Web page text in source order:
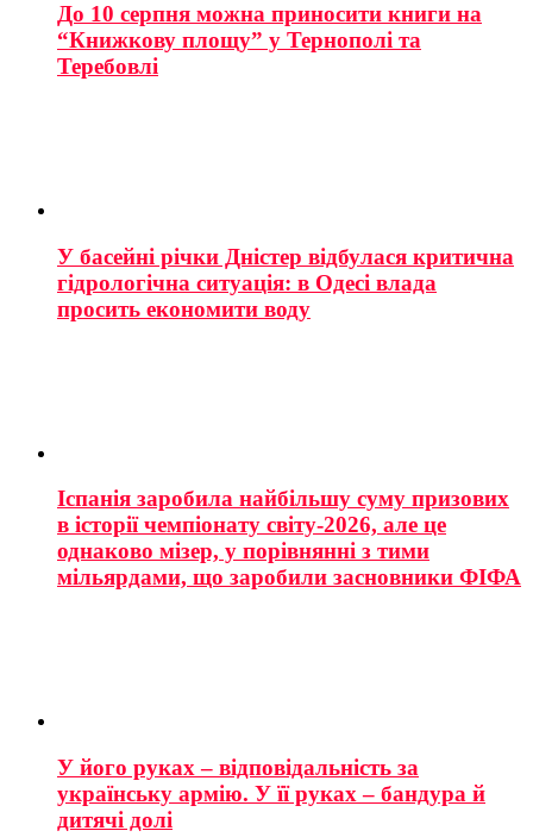
До 10 серпня можна приносити книги на
“Книжкову площу” у Тернополі та
Теребовлі
У басейні річки Дністер відбулася критична
гідрологічна ситуація: в Одесі влада
просить економити воду
Іспанія заробила найбільшу суму призових
в історії чемпіонату світу-2026, але це
однаково мізер, у порівнянні з тими
мільярдами, що заробили засновники ФІФА
У його руках – відповідальність за
українську армію. У її руках – бандура й
дитячі долі